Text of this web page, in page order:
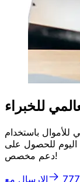
للأموال باستخدام
للحصول على
دعم مخصص!